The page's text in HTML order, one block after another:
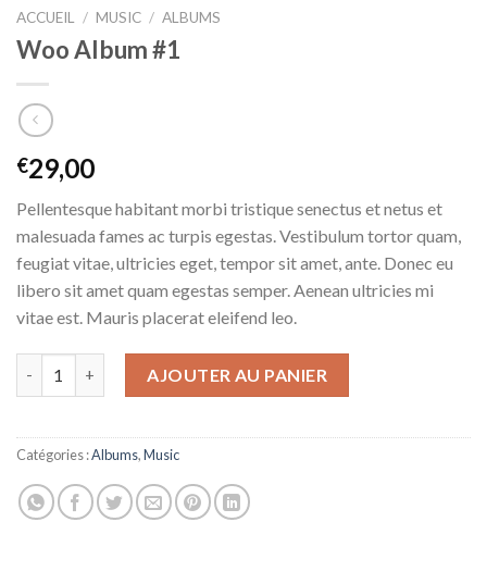
ACCUEIL / MUSIC / ALBUMS
Woo Album #1
€29,00
Pellentesque habitant morbi tristique senectus et netus et
malesuada fames ac turpis egestas. Vestibulum tortor quam,
feugiat vitae, ultricies eget, tempor sit amet, ante. Donec eu
libero sit amet quam egestas semper. Aenean ultricies mi
vitae est. Mauris placerat eleifend leo.
AJOUTER AU PANIER
Catégories :Albums,Music